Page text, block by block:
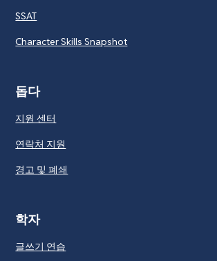
SSAT
Character Skills Snapshot
돕다
지원 센터
연락처 지원
경고 및 폐쇄
학자
글쓰기 연습